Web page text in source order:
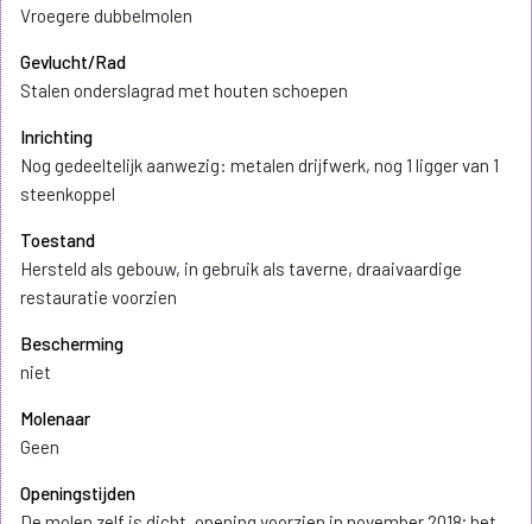
Vroegere dubbelmolen
Gevlucht/Rad
Stalen onderslagrad met houten schoepen
Inrichting
Nog gedeeltelijk aanwezig: metalen drijfwerk, nog 1 ligger van 1
steenkoppel
Toestand
Hersteld als gebouw, in gebruik als taverne, draaivaardige
restauratie voorzien
Bescherming
niet
Molenaar
Geen
Openingstijden